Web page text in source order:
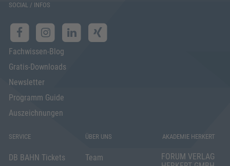
SOCIAL / INFOS
Fachwissen-Blog
Gratis-Downloads
Newsletter
Programm Guide
Auszeichnungen
SERVICE
DB BAHN Tickets
ÜBER UNS
Team
AKADEMIE HERKERT
FORUM VERLAG